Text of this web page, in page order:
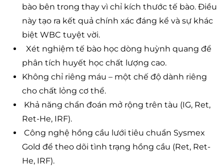
bào bên trong thay vì chỉ kích thước tế bào. Điều
này tạo ra kết quả chính xác đáng kể và sự khác
biệt WBC tuyệt vời.
Xét nghiệm tế bào học dòng huỳnh quang để
phân tích huyết học chất lượng cao.
Không chỉ riêng máu – một chế độ dành riêng
cho chất lỏng cơ thể.
Khả năng chẩn đoán mở rộng trên tàu (IG, Ret,
Ret-He, IRF).
Công nghệ hồng cầu lưới tiêu chuẩn Sysmex
Gold để theo dõi tình trạng hồng cầu (Ret, Ret-
He, IRF).